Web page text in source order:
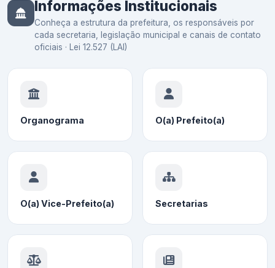
Informações Institucionais
Conheça a estrutura da prefeitura, os responsáveis por
cada secretaria, legislação municipal e canais de contato
oficiais · Lei 12.527 (LAI)
Organograma O(a) Prefeito(a)
O(a) Vice-Prefeito(a) Secretarias